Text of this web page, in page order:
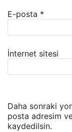
E-posta *
İnternet sitesi
Daha sonraki
posta adresim
kaydedilsin.